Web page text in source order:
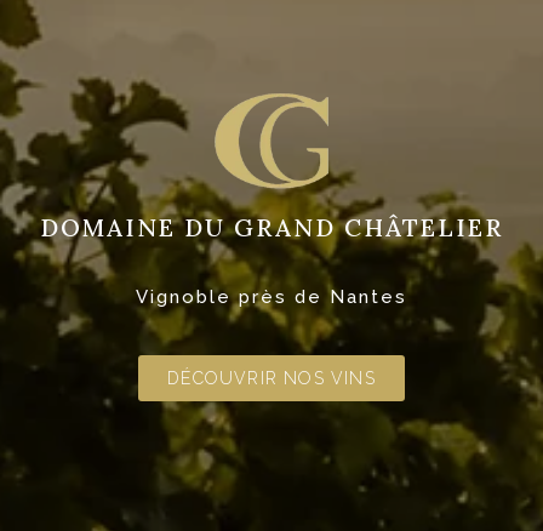
DOMAINE DU GRAND CHÂTELIER
Vignoble près de Nantes
DÉCOUVRIR NOS VINS